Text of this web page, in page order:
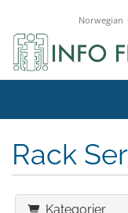
Norwegian
Rack
Kategorier